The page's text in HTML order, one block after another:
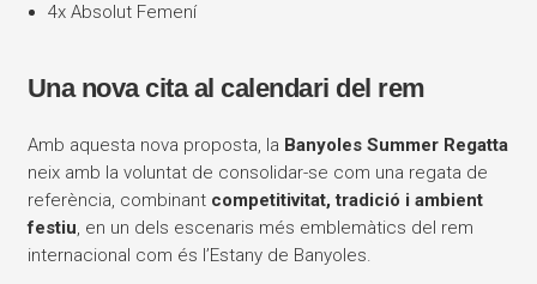
4x Absolut Femení
Una nova cita al calendari del rem
Amb aquesta nova proposta, la Banyoles Summer Regatta
neix amb la voluntat de consolidar-se com una regata de
referència, combinant competitivitat, tradició i ambient
festiu, en un dels escenaris més emblemàtics del rem
internacional com és l’Estany de Banyoles.